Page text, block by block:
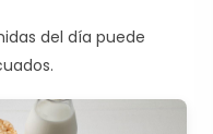
del día puede